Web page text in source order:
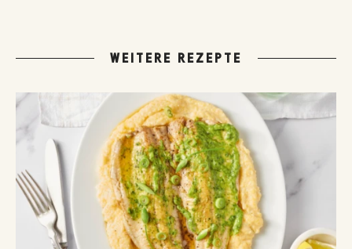
WEITERE REZEPTE